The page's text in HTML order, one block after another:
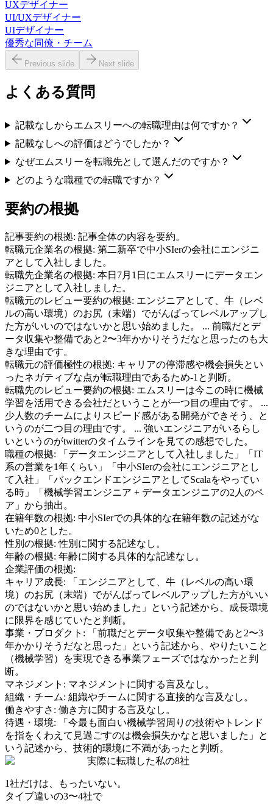
UXデザイナー
UI/UXデザイナー
UIデザイナー
優秀な同僚・チーム
Previous slide Next slide
よくある質問
記載なしからエムスリーへの転職理由は何ですか？
記載なしへの評価はどうでしたか？
なぜエムスリーを転職先として選んだのですか？
どのような職種での転職ですか？
要約の根拠
記事要約の根拠: 記事全体の内容を要約。
転職元企業名の根拠: 第二新卒で中小SIerの会社にエンジニ
アとして入社しました。
転職先企業名の根拠: 本日7月1日にエムスリーにデータエン
ジニアとして入社しました。
転職元のレビュー要約の根拠: エンジニアとして、牛（レベ
ルの高い環境）のお尻（末端）でがんばってレベルアップし
た方がいいのではないかと思い始めました。 ... 前職だとデ
ータ収集や整備であと2〜3年かかりそうだなと思ったのも大
きな理由です。
転職元の評価極性の根拠: キャリアの停滞感や機会損失とい
ったネガティブな点が転職理由であるため-1と判断。
転職先のレビュー要約の根拠: エムスリーは今この時に機械
学習を活用できる会社だということが一つ目の理由です。 ...
少人数のチームによりスピード感がある開発ができそう、と
いうのが二つ目の理由です。 ... 強いエンジニアがいるらし
いというのがtwitterのタイムラインを見ての感想でした。
職種の根拠:
「データエンジニアとして入社しました」「IT
系の営業を1年くらい」「中小SIerの会社にエンジニアとし
て入社」「バックエンドエンジニアとしてScalaをやってい
る時」「機械学習エンジニア + データエンジニアの2人のペ
ア」から抽出。
在籍年数の根拠: 中小SIerでの具体的な在籍年数の記述がな
いため0とした。
性別の根拠:性別に関する記述なし。
年齢の根拠: 年齢に関する具体的な記述なし。
企業評価の根拠:
キャリア成長:
「エンジニアとして、牛（レベルの高い環
境）のお尻（末端）でがんばってレベルアップした方がいい
のではないかと思い始めました」という記述から、成長環境
に限界を感じていたと判断。
事業・プロダクト :
「前職だとデータ収集や整備であと2〜3
年かかりそうだなと思った」という記述から、やりたいこと
（機械学習）を実現できる事業フェーズではなかったと判
断。
マネジメント : マネジメントに関する言及なし。
組織・チーム: 組織やチームに関する直接的な言及なし。
働きやすさ : 働き方に関する言及なし。
待遇・環境:
「今最も面白い機械学習周りの技術やトレンド
を指をくわえて見過ごすのは機会損失かなと思いました」と
いう記述から、技術的環境に不満があったと判断。
実際に転職した私の8社
1社だけは、もったいない。
タイプ違いの3〜4社で